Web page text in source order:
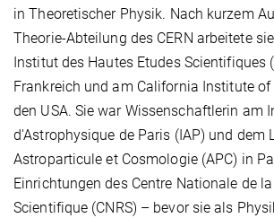
in Theoretischer Physik. Nach kurzem
Theorie-Abteilung des CERN arbeitete
Institut des Hautes Etudes Scientifiques
Frankreich und am California Institute
den USA. Sie war Wissenschaftlerin am
d'Astrophysique de Paris (IAP) und dem
Astroparticule et Cosmologie (APC) in
Einrichtungen des Centre Nationale de
Scientifique (CNRS) – bevor sie als